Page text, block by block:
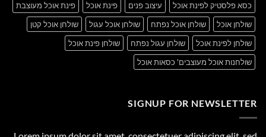
כסא פלסטיק לפינת אוכל
עיצוב פנים פינת אוכל
פינת אוכל מעוצבת
שולחן אוכל
שולחן אוכל נפתח שולחן אוכל עגול
שולחן אוכל קטן
שולחן לפינת אוכל
שולחן עגול נפתח
שולחן פינת אוכל
שולחנות אוכל מעוצבים' כסאות אוכל
SIGNUP FOR NEWSLETTER